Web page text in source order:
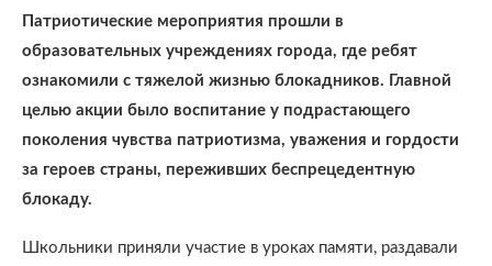
Патриотические мероприятия прошли в
образовательных учреждениях города, где ребят
ознакомили с тяжелой жизнью блокадников. Главной
целью акции было воспитание у подрастающего
поколения чувства патриотизма, уважения и гордости
за героев страны, переживших беспрецедентную
блокаду.
Школьники приняли участие в уроках памяти, раздавали